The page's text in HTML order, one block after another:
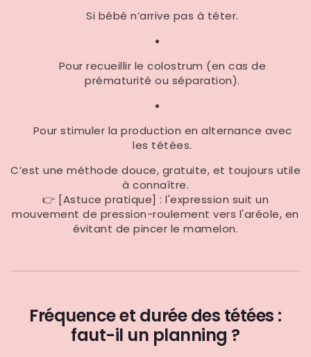
Si bébé n’arrive pas à téter.
Pour recueillir le colostrum (en cas de
prématurité ou séparation).
Pour stimuler la production en alternance avec
les tétées.
C’est une méthode douce, gratuite, et toujours utile
à connaître.
👉 [Astuce pratique] : l'expression suit un
mouvement de pression-roulement vers l'aréole, en
évitant de pincer le mamelon.
Fréquence et durée des tétées :
faut-il un planning ?